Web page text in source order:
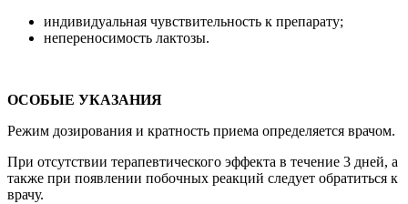
индивидуальная чувствительность к препарату;
непереносимость лактозы.
ОСОБЫЕ УКАЗАНИЯ
Режим дозирования и кратность приема определяется врачом.
При отсутствии терапевтического эффекта в течение 3 дней, а
также при появлении побочных реакций следует обратиться к
врачу.